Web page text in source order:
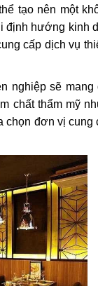
tạo nên một
định hướng kinh
cấp dịch vụ
nghiệp sẽ mang
chất thẩm mỹ
chọn đơn vị cung